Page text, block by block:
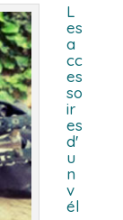
L
es
a
cc
es
so
ir
es
d'
u
n
v
él